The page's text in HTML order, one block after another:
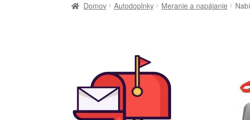
Domov Autodoplnky Meranie a napájanie